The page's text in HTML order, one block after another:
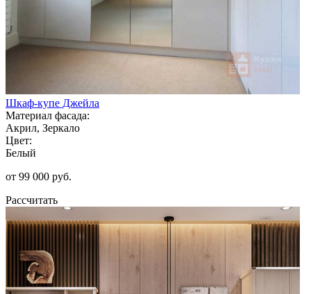
Шкаф-купе Джейла
Материал фасада:
Акрил, Зеркало
Цвет:
Белый
от 99 000 руб.
Рассчитать